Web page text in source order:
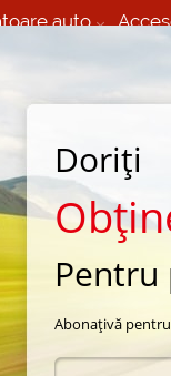
auto
Mobila 24/7 non
Bl. 11/280mm
Doriți
Pentru
Abonațivă